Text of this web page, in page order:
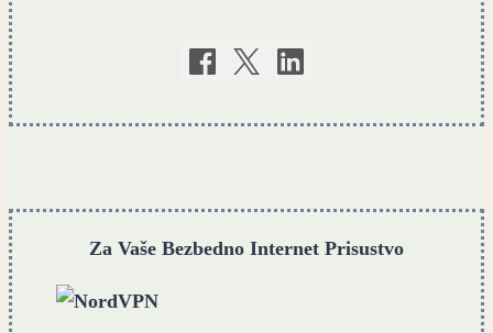
Za Vaše Bezbedno Internet Prisustvo